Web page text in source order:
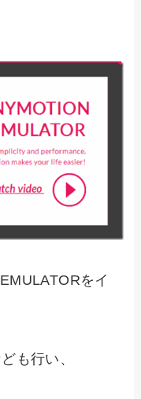
をイ
も行い、